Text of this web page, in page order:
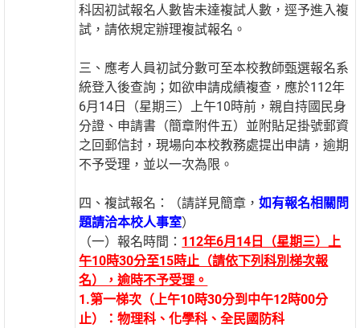
科因初試報名人數皆未達複試人數，逕予進入複
試，請依規定辦理複試報名。
三、應考人員初試分數可至本校教師甄選報名系
統登入後查詢；如欲申請成績複查，應於112年
6月14日（星期三）上午10時前，親自持國民身
分證、申請書（簡章附件五）並附貼足掛號郵資
之回郵信封，現場向本校教務處提出申請，逾期
不予受理，並以一次為限。
四、複試報名：（請詳見簡章，如有報名相關問
題請洽本校人事室）
（一）報名時間： 112年6月14 日（星期三）上
午10時30分至15時止（請依下列科別梯次報
名），逾時不予受理。
1.第一梯次（上午10時30分到中午12時00分
止）：物理科、化學科、全民國防科